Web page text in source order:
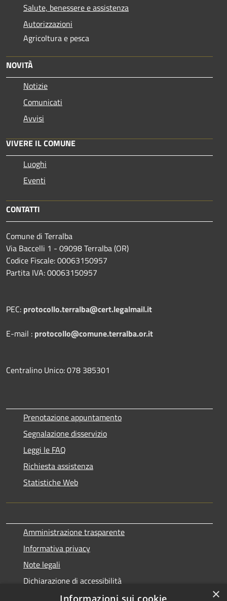
Salute, benessere e assistenza
Autorizzazioni
Agricoltura e pesca
NOVITÀ
Notizie
Comunicati
Avvisi
VIVERE IL COMUNE
Luoghi
Eventi
CONTATTI
Comune di Terralba
Via Baccelli 1 - 09098 Terralba (OR)
Codice Fiscale: 00063150957
Partita IVA: 00063150957
PEC: protocollo.terralba@cert.legalmail.it
E-mail : protocollo@comune.terralba.or.it
Centralino Unico: 078 385301
Prenotazione appuntamento
Segnalazione disservizio
Leggi le FAQ
Richiesta assistenza
Statistiche Web
Amministrazione trasparente
Informativa privacy
Note legali
Dichiarazione di accessibilità
×
Informazioni sui cookie